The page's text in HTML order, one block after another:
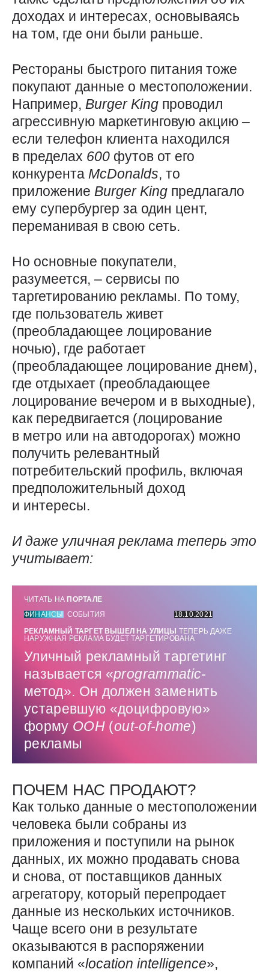
доходах и интересах, основываясь
на том, где они были раньше.
Рестораны быстрого питания тоже
покупают данные о местоположении.
Например, Burger King проводил
агрессивную маркетинговую акцию –
если телефон клиента находился
в пределах 600 футов от его
конкурента McDonalds, то
приложение Burger King предлагало
ему супербургер за один цент,
переманивая в свою сеть.
Но основные покупатели,
разумеется, – сервисы по
таргетированию рекламы. По тому,
где пользователь живет
(преобладающее лоцирование
ночью), где работает
(преобладающее лоцирование днем),
где отдыхает (преобладающее
лоцирование вечером и в выходные),
как передвигается (лоцирование
в метро или на автодорогах) можно
получить релевантный
потребительский профиль, включая
предположительный доход
и интересы.
И даже уличная реклама теперь это
учитывает:
ЧИТАТЬ НА ПОРТАЛЕ
ФИНАНСЫ
СОБЫТИЯ
18.10.2021
РЕКЛАМНЫЙ ТАРГЕТ ВЫШЕЛ НА УЛИЦЫ ТЕПЕРЬ ДАЖЕ
НАРУЖНАЯ РЕКЛАМА БУДЕТ ТАРГЕТИРОВАНА
Уличный рекламный таргетинг
называется «programmatic-
метод». Он должен заменить
устаревшую «доцифровую»
форму OOH (out-of-home)
рекламы
ПОЧЕМ НАС ПРОДАЮТ?
Как только данные о местоположении
человека были собраны из
приложения и поступили на рынок
данных, их можно продавать снова
и снова, от поставщиков данных
агрегатору, который перепродает
данные из нескольких источников.
Чаще всего они в результате
оказываются в распоряжении
компаний «location intelligence»,